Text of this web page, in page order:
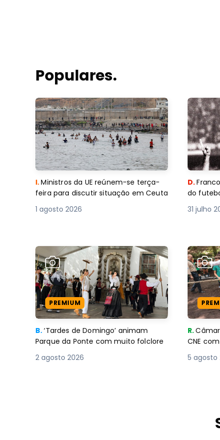
Populares.
I.Ministros da UE reúnem-se terça-
feira para discutir situação em Ceuta
1 agosto 2026
D.
do
31 julho
PREMIUM
B.‘Tardes de Domingo’ animam
Parque da Ponte com muito folclore
2 agosto 2026
R.
CNE
5 agosto